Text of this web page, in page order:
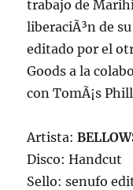
trabajo de
liberaciÃ³n de
editado por el
Goods a la
con TomÃ¡s
Artista:
Disco: Handcut
Sello: senufo